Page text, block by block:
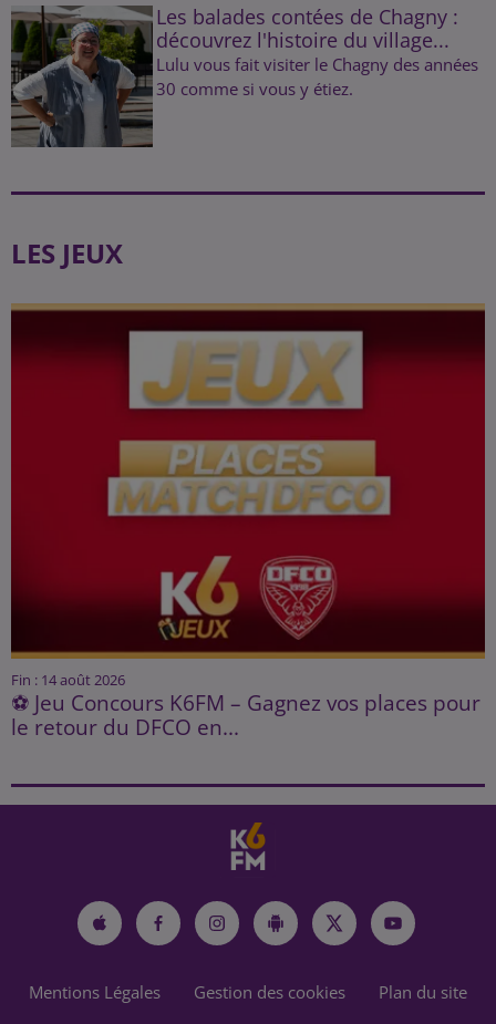
Les balades contées de Chagny :
découvrez l'histoire du village...
Lulu vous fait visiter le Chagny des années
30 comme si vous y étiez.
LES JEUX
Fin : 14 août 2026
⚽ Jeu Concours K6FM – Gagnez vos places pour
le retour du DFCO en...
Mentions Légales Gestion des cookies Plan du site